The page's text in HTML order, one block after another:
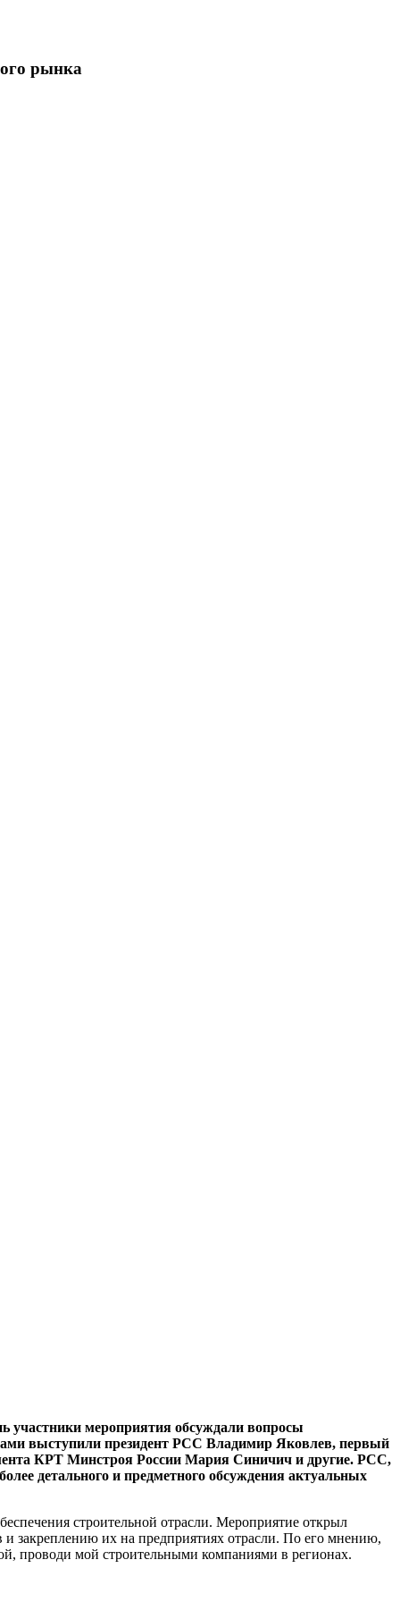
рынка
участники мероприятия обсуждали вопросы
выступили президент РСС Владимир Яковлев, первый
КРТ Минстроя России Мария Синичич и другие. РСС,
детального и предметного обсуждения актуальных
строительной отрасли. Мероприятие открыл
закреплению их на предприятиях отрасли. По его мнению,
проводи мой строительными компаниями в регионах.